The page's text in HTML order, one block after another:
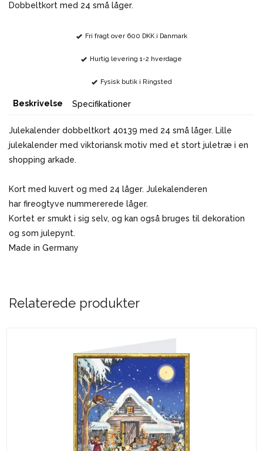
Dobbeltkort med 24 små låger.
Fri fragt over 600 DKK i Danmark
Hurtig levering 1-2 hverdage
Fysisk butik i Ringsted
Beskrivelse Specifikationer
Julekalender dobbeltkort 40139 med 24 små låger. Lille
julekalender med viktoriansk motiv med et stort juletræ i en
shopping arkade.
Kort med kuvert og med 24 låger. Julekalenderen
har fireogtyve nummererede låger.
Kortet er smukt i sig selv, og kan også bruges til dekoration
og som julepynt.
Made in Germany
Relaterede produkter